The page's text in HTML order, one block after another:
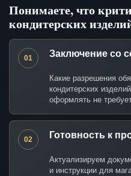
Понимаете, что
кондитерских
01 Заключение со
Какие разрешения
кондитерских
оформлять не
02 Готовность к
Актуализируем
и инструкции для